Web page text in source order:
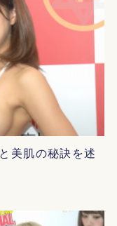
美肌の秘訣を述